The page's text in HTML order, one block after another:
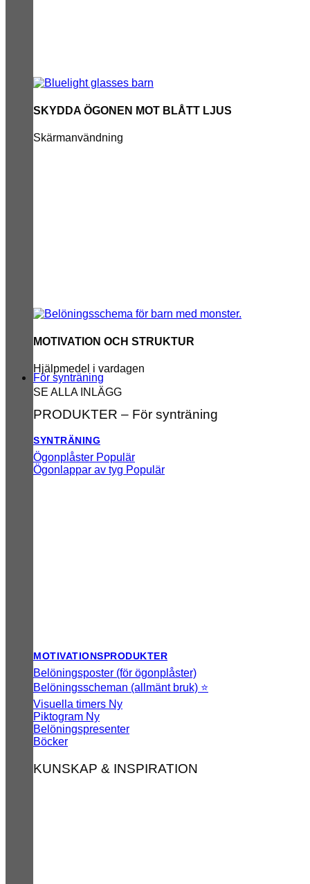
SKYDDA ÖGONEN MOT BLÅTT LJUS
Skärmanvändning
MOTIVATION OCH STRUKTUR
Hjälpmedel i vardagen
SE ALLA INLÄGG
För synträning
PRODUKTER – För synträning
SYNTRÄNING
Ögonplåster
Ögonlappar av tyg
MOTIVATIONSPRODUKTER
Belöningsposter (för ögonplåster)
Belöningsscheman (allmänt bruk) ⭐
Visuella timers
Piktogram
Belöningspresenter
Böcker
KUNSKAP & INSPIRATION